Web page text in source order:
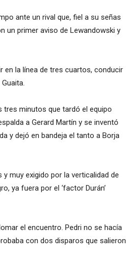
ante un rival que, fiel a su señas
un primer aviso de Lewandowski y
en la línea de tres cuartos, conducir
tres minutos que tardó el equipo
a Gerard Martín y se inventó
y dejó en bandeja el tanto a Borja
muy exigido por la verticalidad de
ya fuera por el ‘factor Durán’
el encuentro. Pedri no se hacía
con dos disparos que salieron